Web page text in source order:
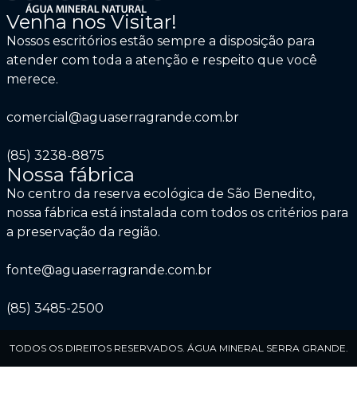
Venha nos Visitar!
Nossos escritórios estão sempre a disposição para
atender com toda a atenção e respeito que você
merece.
comercial@aguaserragrande.com.br
(85) 3238-8875
Nossa fábrica
No centro da reserva ecológica de São Benedito,
nossa fábrica está instalada com todos os critérios para
a preservação da região.
fonte@aguaserragrande.com.br
(85) 3485-2500
TODOS OS DIREITOS RESERVADOS. ÁGUA MINERAL SERRA GRANDE.